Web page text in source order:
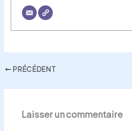
PRÉCÉDENT
Laisser un commentaire